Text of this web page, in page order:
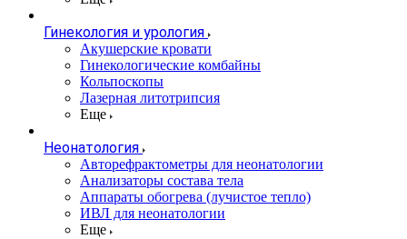
Гинекология и урология
Акушерские кровати
Гинекологические комбайны
Кольпоскопы
Лазерная литотрипсия
Еще
Неонатология
Авторефрактометры для неонатологии
Анализаторы состава тела
Аппараты обогрева (лучистое тепло)
ИВЛ для неонатологии
Еще